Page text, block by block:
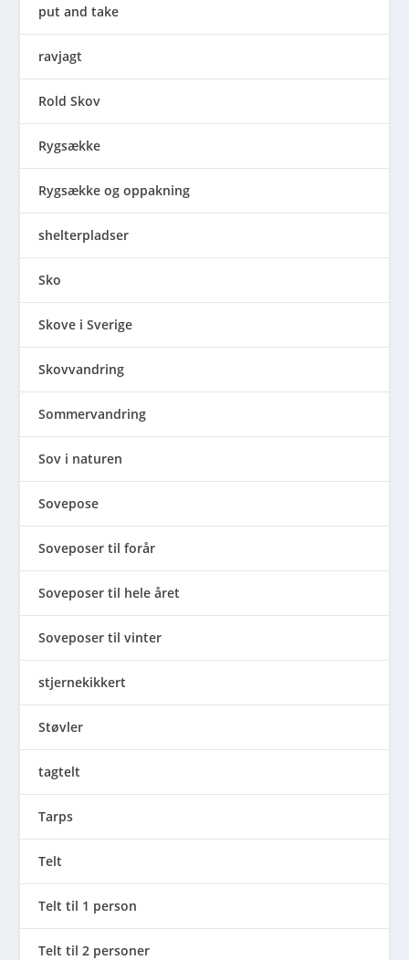
put and take
ravjagt
Rold Skov
Rygsække
Rygsække og oppakning
shelterpladser
Sko
Skove i Sverige
Skovvandring
Sommervandring
Sov i naturen
Sovepose
Soveposer til forår
Soveposer til hele året
Soveposer til vinter
stjernekikkert
Støvler
tagtelt
Tarps
Telt
Telt til 1 person
Telt til 2 personer